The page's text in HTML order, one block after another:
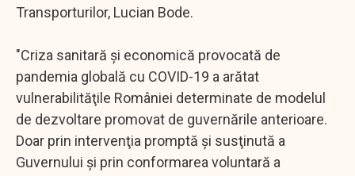
Transporturilor, Lucian Bode.
"Criza sanitară şi economică provocată de
pandemia globală cu COVID-19 a arătat
vulnerabilităţile României determinate de modelul
de dezvoltare promovat de guvernările anterioare.
Doar prin intervenţia promptă şi susţinută a
Guvernului şi prin conformarea voluntară a